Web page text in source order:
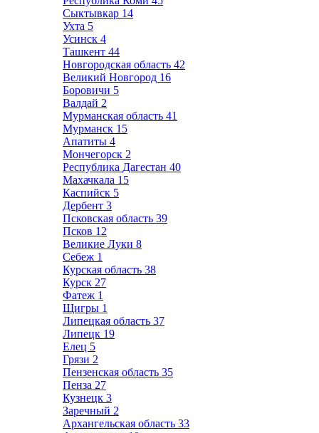
Сыктывкар 14
Ухта 5
Усинск 4
Ташкент 44
Новгородская область 42
Великий Новгород 16
Боровичи 5
Валдай 2
Мурманская область 41
Мурманск 15
Апатиты 4
Мончегорск 2
Республика Дагестан 40
Махачкала 15
Каспийск 5
Дербент 3
Псковская область 39
Псков 12
Великие Луки 8
Себеж 1
Курская область 38
Курск 27
Фатеж 1
Щигры 1
Липецкая область 37
Липецк 19
Елец 5
Грязи 2
Пензенская область 35
Пенза 27
Кузнецк 3
Заречный 2
Архангельская область 33